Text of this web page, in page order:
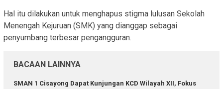
Hal itu dilakukan untuk menghapus stigma lulusan Sekolah
Menengah Kejuruan (SMK) yang dianggap sebagai
penyumbang terbesar pengangguran.
BACAAN LAINNYA
SMAN 1 Cisayong Dapat Kunjungan KCD Wilayah XII, Fokus